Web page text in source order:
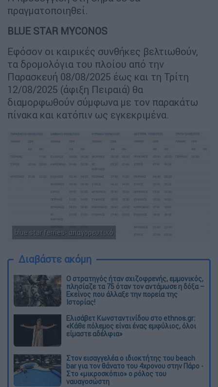
πραγματοποιηθεί.
BLUE STAR ΜYCONOS
Εφόσον οι καιρικές συνθήκες βελτιωθούν,
τα δρομολόγια του πλοίου από την
Παρασκευή 08/08/2025 έως και τη Τρίτη
12/08/2025 (άφιξη Πειραιά) θα
διαμορφωθούν σύμφωνα με τον παρακάτω
πίνακα και κατόπιν ως εγκεκριμένα.
blue star ferries- απαγορευτικό
Διαβάστε ακόμη
O στρατηγός ήταν σχιζοφρενής, εμμονικός,
πλησίαζε τα 75 όταν τον αντάμωσε η δόξα –
Εκείνος που άλλαξε την πορεία της
Ιστορίας!
Ελισάβετ Κωνσταντινίδου στο ethnos.gr:
«Κάθε πόλεμος είναι ένας εμφύλιος, όλοι
είμαστε αδέλφια»
Στον εισαγγελέα ο ιδιοκτήτης του beach
bar για τον θάνατο του 4χρονου στην Πάρο -
Στο «μικροσκόπιο» ο ρόλος του
ναυαγοσώστη